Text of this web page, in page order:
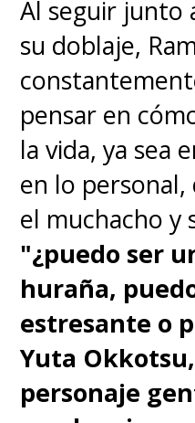
Al seguir junto
su doblaje,
pensar en
la vida, ya sea
en lo personal,
el muchacho y
"¿puedo ser
huraña,
estresante o
Yuta
personaje